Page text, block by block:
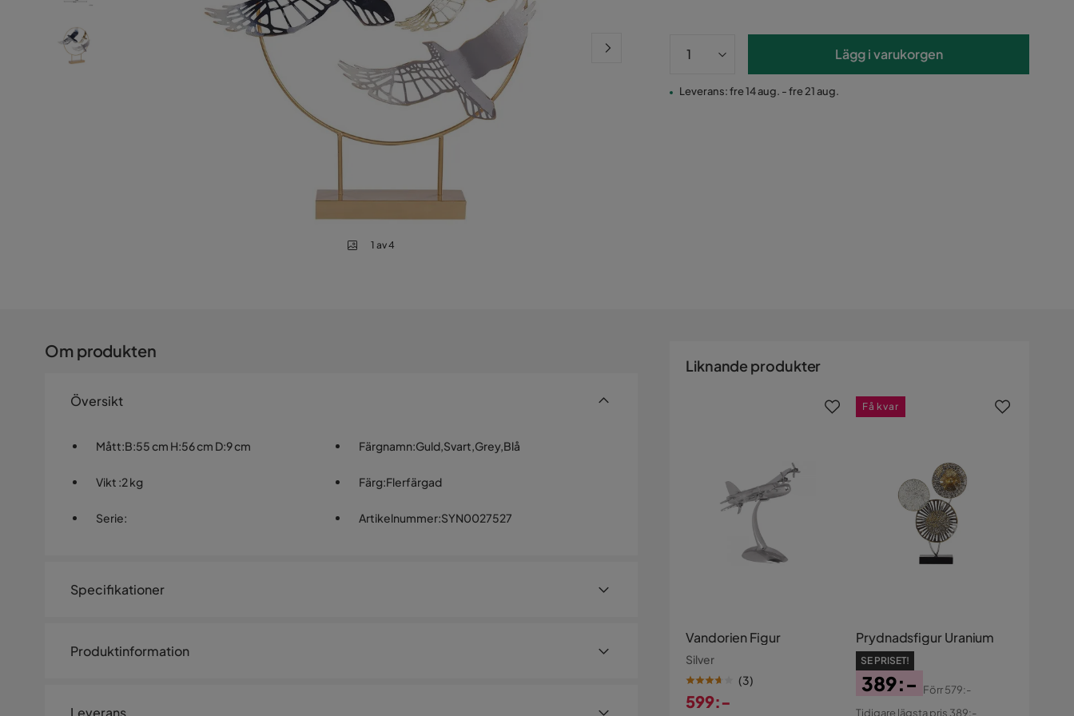
1 av 4
Lägg i varukorgen
Leverans: fre 14 aug. - fre 21 aug.
Om produkten
Översikt
Mått:B:55 cm H:56 cm D:9 cm Färgnamn:Guld,Svart,Grey,Blå
Vikt :2 kg Färg:Flerfärgad
Serie: Artikelnummer:SYN0027527
Specifikationer
Storlek
Produktinformation
design och färger framhäver fåglarnas naturliga skönhet, vilket gör den till en perfekt match för modern
Leverans
Liknande produkter
Vandorien Figur
Silver
(3)
599:-
Prydnadsfigur Uranium
SE PRISET!
Pris
389:-
Original
Förr579:-
Tidigare lägsta pris 389:-
Få kvar